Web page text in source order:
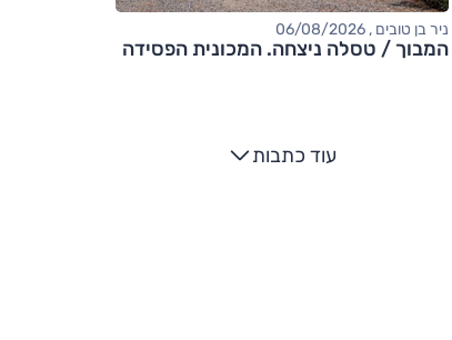
ניר בן טובים , 06/08/2026
המבוך / טסלה ניצחה. המכונית הפסידה
עוד כתבות